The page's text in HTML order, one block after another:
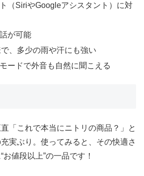
（SiriやGoogleアシスタント）に対
が可能
、多少の雨や汗にも強い
ードで外音も自然に聞こえる
「これで本当にニトリの商品？」と
実ぶり。使ってみると、その快適さ
値段以上”の一品です！